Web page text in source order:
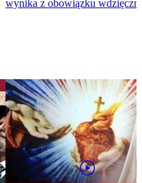
wynika z obowiązku